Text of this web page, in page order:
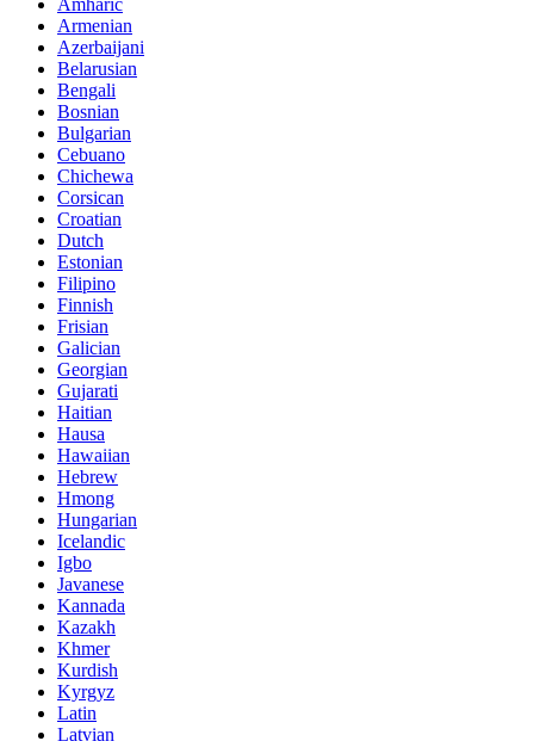
Amharic
Armenian
Azerbaijani
Belarusian
Bengali
Bosnian
Bulgarian
Cebuano
Chichewa
Corsican
Croatian
Dutch
Estonian
Filipino
Finnish
Frisian
Galician
Georgian
Gujarati
Haitian
Hausa
Hawaiian
Hebrew
Hmong
Hungarian
Icelandic
Igbo
Javanese
Kannada
Kazakh
Khmer
Kurdish
Kyrgyz
Latin
Latvian